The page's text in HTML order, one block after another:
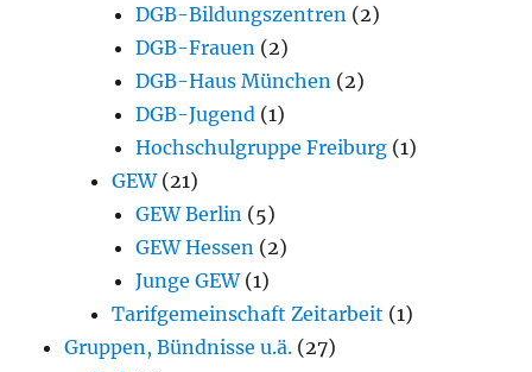
DGB-Bildungszentren (2)
DGB-Frauen (2)
DGB-Haus München (2)
DGB-Jugend (1)
Hochschulgruppe Freiburg (1)
GEW(21)
GEW Berlin (5)
GEW Hessen (2)
Junge GEW(1)
Tarifgemeinschaft Zeitarbeit (1)
Gruppen, Bündnisse u.ä. (27)